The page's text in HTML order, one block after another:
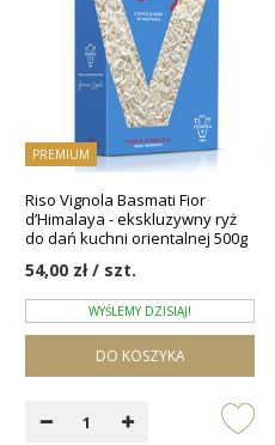
PREMIUM
Riso Vignola Basmati Fior
d’Himalaya - ekskluzywny ryż
do dań kuchni orientalnej 500g
54,00 zł / szt.
WYŚLEMY DZISIAJ!
DO KOSZYKA